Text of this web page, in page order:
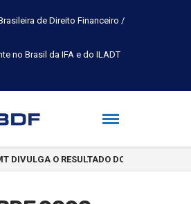
de Direito Financeiro /
no Brasil da IFA e do ILADT
DIVULGA O RESULTADO DO CONCURSO